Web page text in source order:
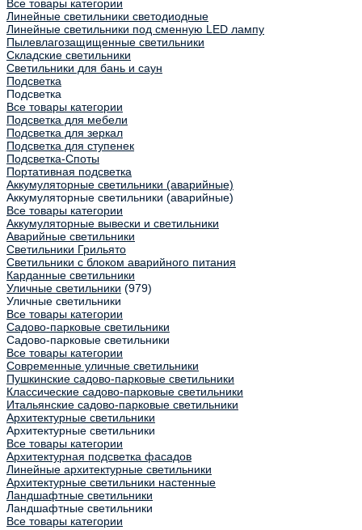
Все товары категории
Линейные светильники светодиодные
Линейные светильники под сменную LED лампу
Пылевлагозащищенные светильники
Складские светильники
Светильники для бань и саун
Подсветка
Подсветка
Все товары категории
Подсветка для мебели
Подсветка для зеркал
Подсветка для ступенек
Подсветка-Споты
Портативная подсветка
Аккумуляторные светильники (аварийные)
Аккумуляторные светильники (аварийные)
Все товары категории
Аккумуляторные вывески и светильники
Аварийные светильники
Светильники Грильято
Светильники с блоком аварийного питания
Карданные светильники
Уличные светильники (979)
Уличные светильники
Все товары категории
Садово-парковые светильники
Садово-парковые светильники
Все товары категории
Современные уличные светильники
Пушкинские садово-парковые светильники
Классические садово-парковые светильники
Итальянские садово-парковые светильники
Архитектурные светильники
Архитектурные светильники
Все товары категории
Архитектурная подсветка фасадов
Линейные архитектурные светильники
Архитектурные светильники настенные
Ландшафтные светильники
Ландшафтные светильники
Все товары категории